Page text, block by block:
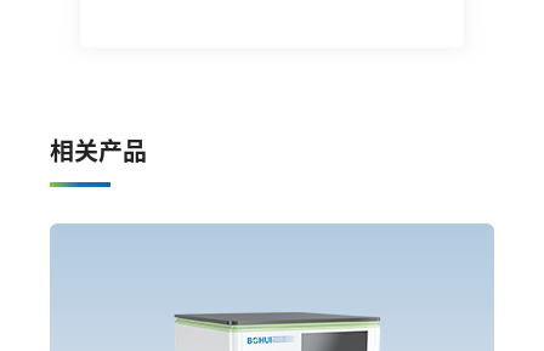
相关产品